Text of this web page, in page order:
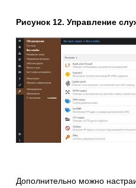
Рисунок 12. Управление
Дополнительно можно